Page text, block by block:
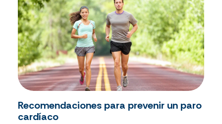
Recomendaciones para prevenir un paro
cardíaco